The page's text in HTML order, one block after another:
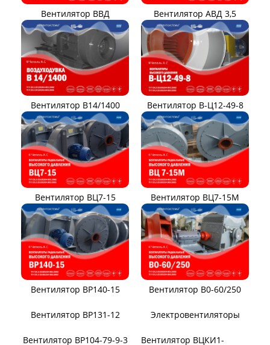
Вентилятор ВВД Вентилятор АВД 3,5
Вентилятор В14/1400 Вентилятор В-Ц12-49-8
Вентилятор ВЦ7-15 Вентилятор ВЦ7-15М
Вентилятор ВР140-15 Вентилятор В0-60/250